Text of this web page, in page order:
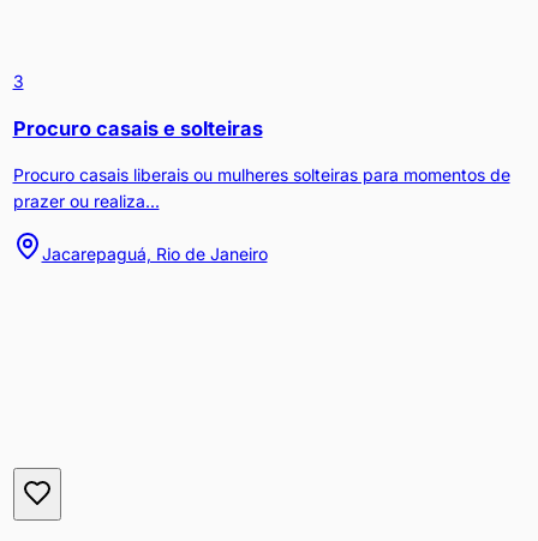
3
Procuro casais e solteiras
Procuro casais liberais ou mulheres solteiras para momentos de
prazer ou realiza...
Jacarepaguá, Rio de Janeiro